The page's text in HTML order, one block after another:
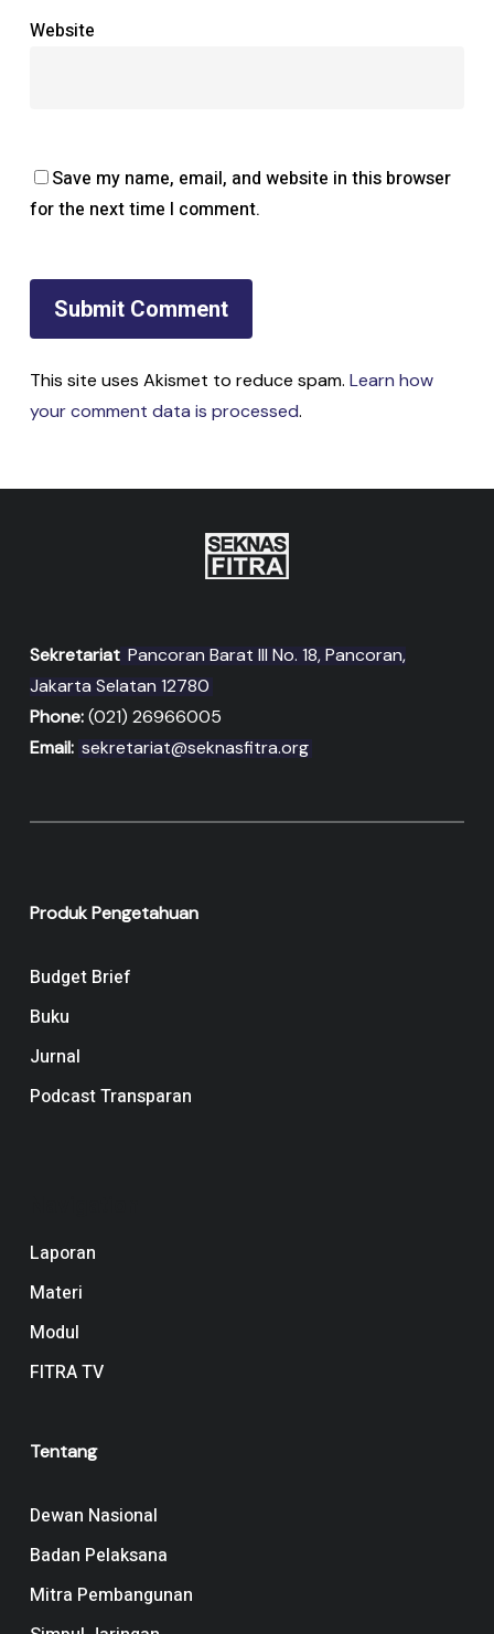
Website
Save my name, email, and website in this browser
for the next time I comment.
This site uses Akismet to reduce spam. Learn how
your comment data is processed.
Sekretariat Pancoran Barat III No. 18, Pancoran,
Jakarta Selatan 12780
Phone:(021) 26966005
Email: sekretariat@seknasfitra.org
Produk Pengetahuan
Budget Brief
Buku
Jurnal
Podcast Transparan
Laporan
Materi
Modul
FITRA TV
Tentang
Dewan Nasional
Badan Pelaksana
Mitra Pembangunan